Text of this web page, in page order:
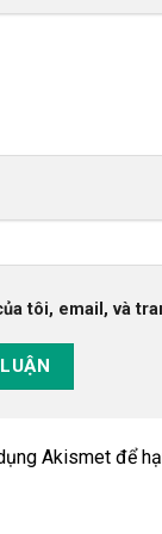
tôi, email, và
Akismet để